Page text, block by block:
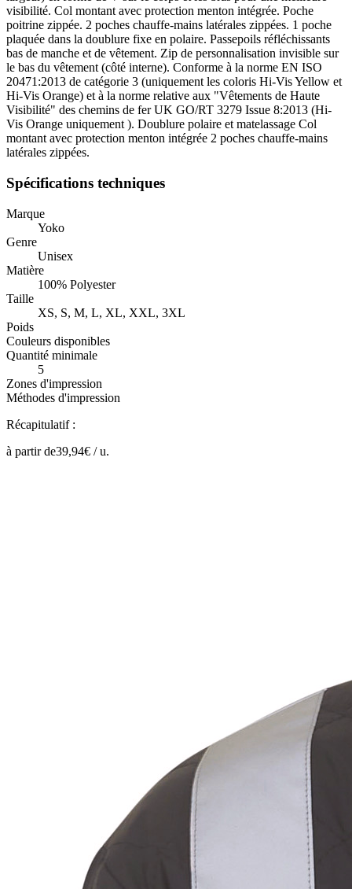
visibilité. Col montant avec protection menton intégrée. Poche
poitrine zippée. 2 poches chauffe-mains latérales zippées. 1 poche
plaquée dans la doublure fixe en polaire. Passepoils réfléchissants
bas de manche et de vêtement. Zip de personnalisation invisible sur
le bas du vêtement (côté interne). Conforme à la norme EN ISO
20471:2013 de catégorie 3 (uniquement les coloris Hi-Vis Yellow et
Hi-Vis Orange) et à la norme relative aux "Vêtements de Haute
Visibilité" des chemins de fer UK GO/RT 3279 Issue 8:2013 (Hi-
Vis Orange uniquement ). Doublure polaire et matelassage Col
montant avec protection menton intégrée 2 poches chauffe-mains
latérales zippées.
Spécifications techniques
Marque
Yoko
Genre
Unisex
Matière
100% Polyester
Taille
XS, S, M, L, XL, XXL, 3XL
Poids
Couleurs disponibles
Quantité minimale
5
Zones d'impression
Méthodes d'impression
Récapitulatif :
à partir de39,94€ /u.